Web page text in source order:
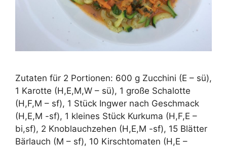
Zutaten für 2 Portionen: 600 g Zucchini (E – sü),
1 Karotte (H,E,M,W – sü), 1 große Schalotte
(H,F,M – sf), 1 Stück Ingwer nach Geschmack
(H,E,M -sf), 1 kleines Stück Kurkuma (H,F,E –
bi,sf), 2 Knoblauchzehen (H,E,M -sf), 15 Blätter
Bärlauch (M – sf), 10 Kirschtomaten (H,E –